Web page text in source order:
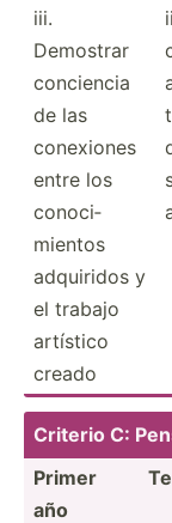
iii.
Demostrar
conciencia
de las
conexiones
entre los
conoci­
mientos
adquiridos y
el trabajo
artístico
creado
Criterio C:
Primer
año